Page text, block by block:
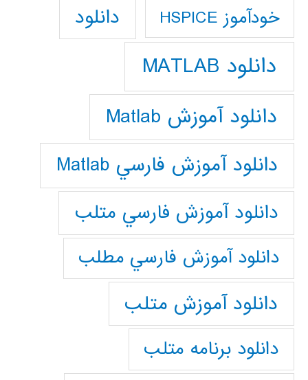
خودآموز HSPICE دانلود
دانلود MATLAB
دانلود آموزش Matlab
دانلود آموزش فارسي Matlab
دانلود آموزش فارسي متلب
دانلود آموزش فارسي مطلب
دانلود آموزش متلب
دانلود برنامه متلب